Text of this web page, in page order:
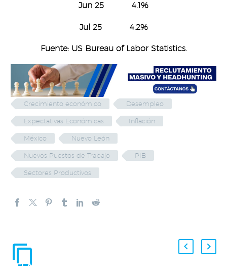
Jun 25 4.1%
Jul 25 4.2%
Fuente: US Bureau of Labor Statistics.
Crecimiento económico Desempleo
Expectativas Económicas Inflación
México Nuevo León
Nuevos Puestos de Trabajo PIB
Sectores Productivos
RELACIONADAS